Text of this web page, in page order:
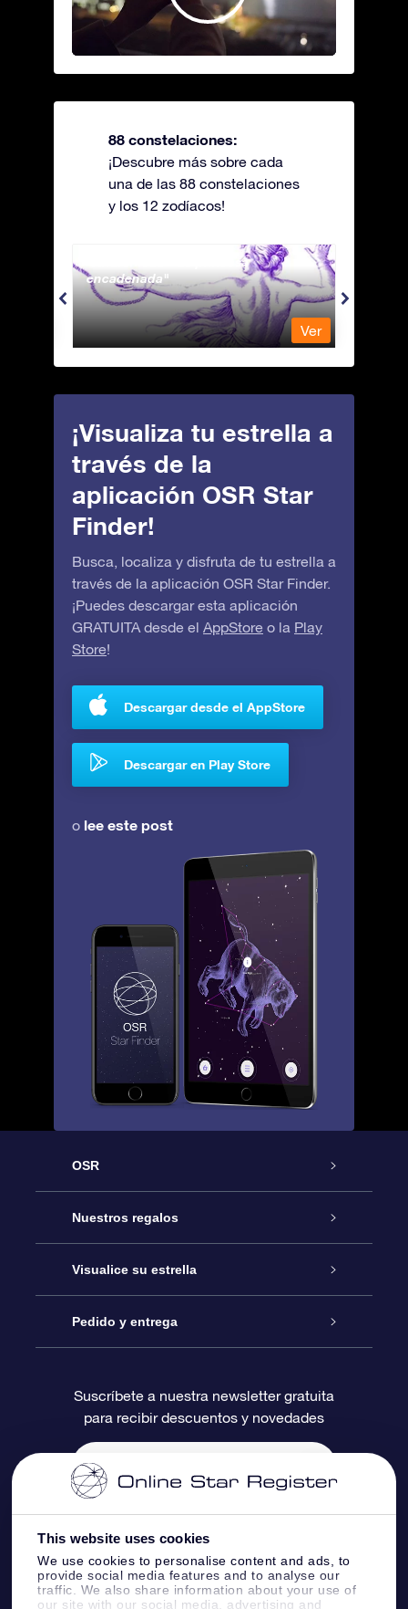
This website uses cookies
We use cookies to personalise content and ads, to
provide social media features and to analyse our
traffic. We also share information about your use of
our site with our social media, advertising and
88 constelaciones:
¡Descubre más sobre cada
una de las 88 constelaciones
y los 12 zodíacos!
Andromeda - La princesa
encadenada
Ver
¡Visualiza tu estrella a
través de la
aplicación OSR Star
Finder!
Busca, localiza y disfruta de tu estrella a
través de la aplicación OSR Star Finder.
¡Puedes descargar esta aplicación
GRATUITA desde el AppStore o la Play
Store!
Descargar desde el AppStore
Descargar en Play Store
o lee este post
OSR
Atención
Contáctanos
Blog
Reseñas
Nuestros regalos
Regalo Estrella Online
Paquete de Regalo OSR
Tarjeta de Regalo OSR
Regalos empresariales
Visualice su estrella
Registro estelar
Página de Estrella Personalizada
Un Millón de Estrellas
Aplicación de RV Llévame a las estrellas
Pedido y entrega
Información de Pago
Información de Envío
Constelaciones
Suscríbete a nuestra newsletter gratuita
para recibir descuentos y novedades